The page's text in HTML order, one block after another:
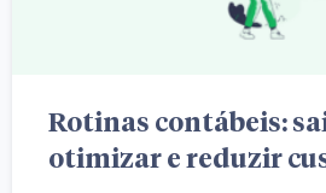
Rotinas contábeis:
otimizar e reduzir